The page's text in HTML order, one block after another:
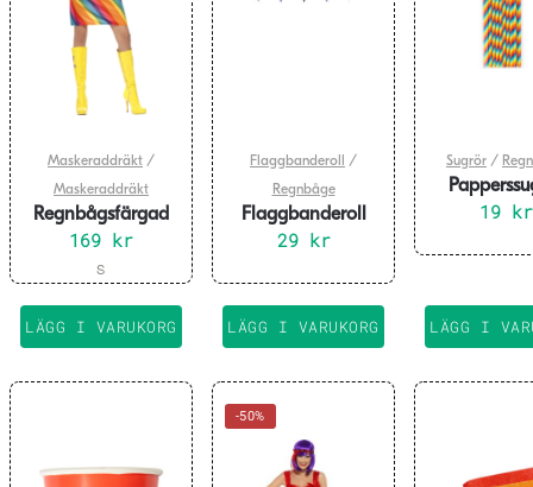
Maskeraddräkt /
Maskeraddräkt
Regnbågsfärgad
Hippieklänning
169 kr
LÄGG I VARUKORG
Den
produkten
har
flera
olika
S
Flaggbanderoll
/
Regnbåge
Flaggbanderoll
Regnbåge 3m
29 kr
LÄGG I VARUKORG
Sugrör /
Regnbåge
19 kr
LÄGG I
-50%